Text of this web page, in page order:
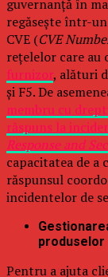
guvernanță în
regăsește într-
CVE (CVE
rețelelor care au
furnizor, alături
și F5. De
membru cu
răspuns la
Response and
capacitatea de a
răspunsul
incidentelor de
produselor
Pentru a ajuta